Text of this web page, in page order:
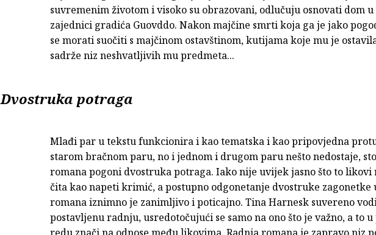
suvremenim životom i visoko su obrazovani, odlučuju osnovati dom
zajednici gradića Guovddo. Nakon majčine smrti koja ga je jako
se morati suočiti s majčinom ostavštinom, kutijama koje mu je
sadrže niz neshvatljivih mu predmeta...
Dvostruka potraga
Mlađi par u tekstu funkcionira i kao tematska i kao pripovjedna
starom bračnom paru, no i jednom i drugom paru nešto nedostaje,
romana pogoni dvostruka potraga. Iako nije uvijek jasno što to likovi
čita kao napeti krimić, a postupno odgonetanje dvostruke zagonetke
romana iznimno je zanimljivo i poticajno. Tina Harnesk suvereno
postavljenu radnju, usredotočujući se samo na ono što je važno, a to
redu znači na odnose među likovima. Radnja romana je zapravo niz